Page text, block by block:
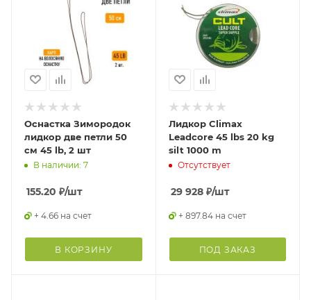
Оснастка Зимородок
лидкор две петли 50
см 45 lb, 2 шт
В наличии: 7
155.20 ₽/шт
+ 4.66 на счет
В КОРЗИНУ
Лидкор Climax
Leadcore 45 lbs 20 kg
silt 1000 m
Отсутствует
29 928₽/шт
+ 897.84 на счет
ПОД ЗАКАЗ